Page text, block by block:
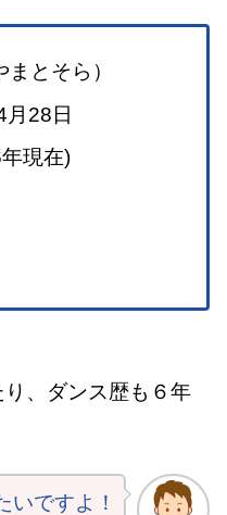
とそら）
月28日
現在)
、ダンス歴も６年
いですよ！